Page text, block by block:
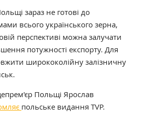
зараз не готові до
всього українського зерна,
перспективі можна залучати
потужності експорту. Для
ширококолійну залізничну
Польщі Ярослав
польське видання TVP.